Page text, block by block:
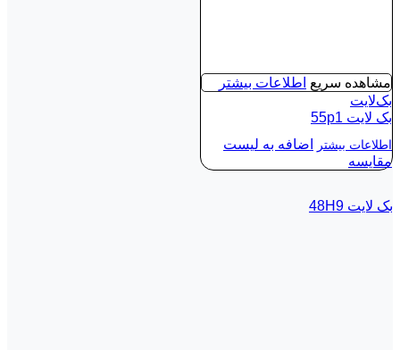
مشاهده سریع اطلاعات بیشتر
بک‌لایت
بک لايت 55p1
اطلاعات بیشتر
اضافه به لیست
مقایسه
بک لايت 48H9